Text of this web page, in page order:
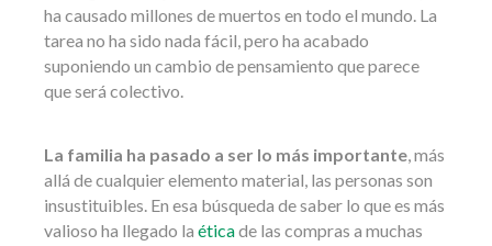
ha causado millones de muertos en todo el mundo. La
tarea no ha sido nada fácil, pero ha acabado
suponiendo un cambio de pensamiento que parece
que será colectivo.
La familia ha pasado a ser lo más importante, más
allá de cualquier elemento material, las personas son
insustituibles. En esa búsqueda de saber lo que es más
valioso ha llegado la éticade las compras a muchas